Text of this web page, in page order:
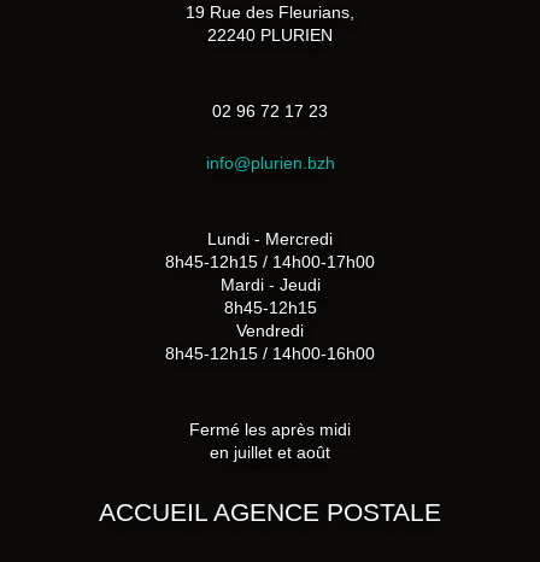
19 Rue des Fleurians,
22240 PLURIEN
02 96 72 17 23
info@plurien.bzh
Lundi - Mercredi
8h45-12h15 / 14h00-17h00
Mardi - Jeudi
8h45-12h15
Vendredi
8h45-12h15 / 14h00-16h00
Fermé les après midi
en juillet et août
ACCUEIL AGENCE POSTALE